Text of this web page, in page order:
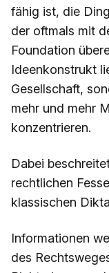
fähig ist, die
der oftmals mit
Foundation
Ideenkonstrukt
Gesellschaft,
mehr und mehr
konzentrieren.
Dabei
rechtlichen
klassischen
Informationen
des